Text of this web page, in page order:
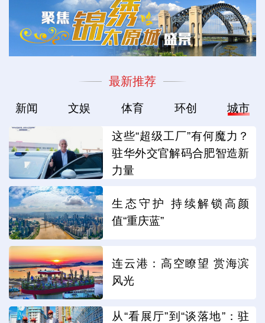
最新推荐
新闻 文娱 体育 环创 城市
这些“超级工厂”有何魔力？
驻华外交官解码合肥智造新
力量
生态守护 持续解锁高颜
值“重庆蓝”
连云港：高空瞭望 赏海滨
风光
从“看展厅”到“谈落地”：驻